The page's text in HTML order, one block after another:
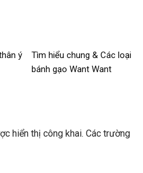
ý
Tìm hiểu chung & Các loại
bánh gạo Want Want
hiển thị công khai. Các trường